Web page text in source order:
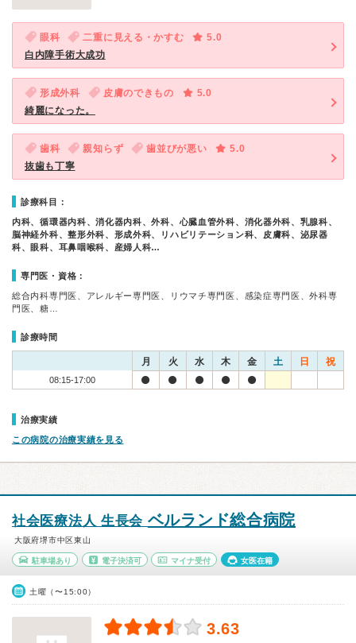
眼科 二重に見える・かすむ
5.0
白内障手術大成功
形成外科 皮膚のできもの
5.0
綺麗になった。
歯科 親知らず 歯並びが悪い
5.0
抜歯も丁寧
診療科目：
内科、循環器内科、消化器内科、外科、心臓血管外科、消化器外科、乳腺科、
脳神経外科、整形外科、形成外科、リハビリテーション科、皮膚科、泌尿器
科、眼科、耳鼻咽喉科、産婦人科…
専門医・資格：
総合内科専門医、アレルギー専門医、リウマチ専門医、感染症専門医、外科専
門医、糖…
診療時間
月 火 水 木 金 土 日 祝
08:15-17:00
治療実績
この病院の治療実績を見る
社会医療法人 生長会 ベルランド総合病院
大阪府堺市中区東山
駐車場あり 電子決済可 マイナ受付 女医在籍
土曜（〜15:00）
3.63